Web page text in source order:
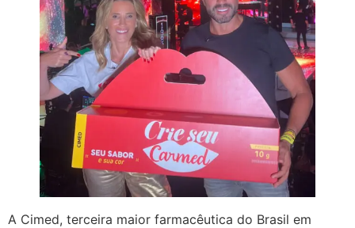
A Cimed, terceira maior farmacêutica do Brasil em